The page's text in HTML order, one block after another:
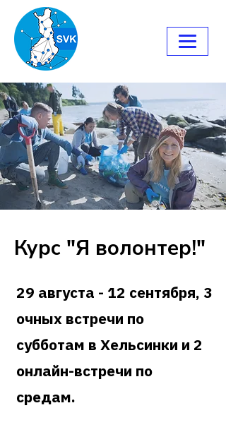
Курс "Я волонтер!"
29 августа - 12 сентября, 3
очных встречи по
субботам в Хельсинки и 2
онлайн-встречи по
средам.